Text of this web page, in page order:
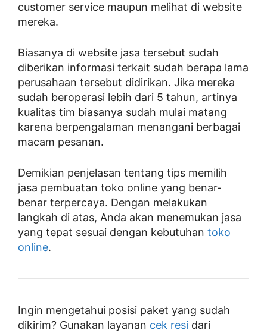
customer service maupun melihat di website
mereka.
Biasanya di website jasa tersebut sudah
diberikan informasi terkait sudah berapa lama
perusahaan tersebut didirikan. Jika mereka
sudah beroperasi lebih dari 5 tahun, artinya
kualitas tim biasanya sudah mulai matang
karena berpengalaman menangani berbagai
macam pesanan.
Demikian penjelasan tentang tips memilih
jasa pembuatan toko online yang benar-
benar terpercaya. Dengan melakukan
langkah di atas, Anda akan menemukan jasa
yang tepat sesuai dengan kebutuhan toko
online.
Ingin mengetahui posisi paket yang sudah
dikirim? Gunakan layanan cek resi dari